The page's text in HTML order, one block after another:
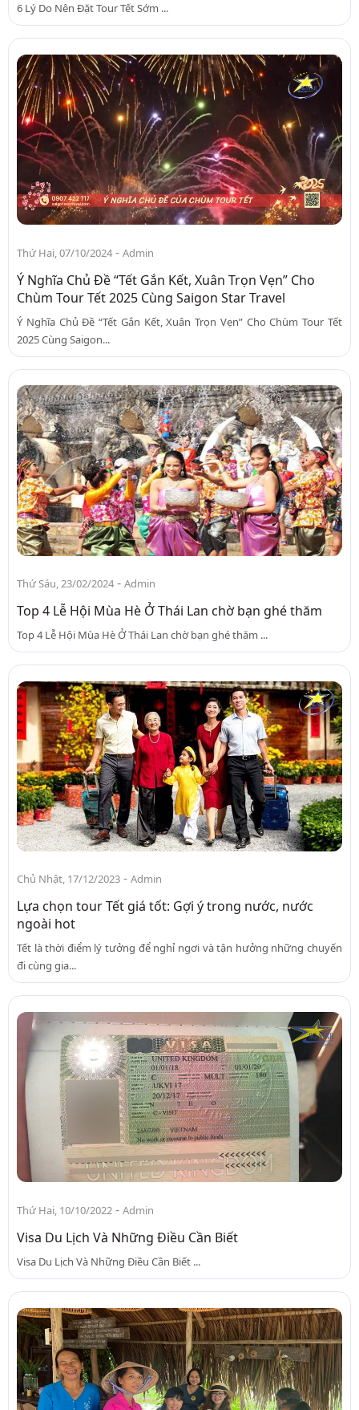
6 Lý Do Nên Đặt Tour Tết Sớm ...
Thứ Hai, 07/10/2024 - Admin
Ý Nghĩa Chủ Đề “Tết Gắn Kết, Xuân Trọn Vẹn” Cho
Chùm Tour Tết 2025 Cùng Saigon Star Travel
Ý Nghĩa Chủ Đề “Tết Gắn Kết, Xuân Trọn Vẹn” Cho Chùm Tour Tết
2025 Cùng Saigon...
Thứ Sáu, 23/02/2024 - Admin
Top 4 Lễ Hội Mùa Hè Ở Thái Lan chờ bạn ghé thăm
Top 4 Lễ Hội Mùa Hè Ở Thái Lan chờ bạn ghé thăm ...
Chủ Nhật, 17/12/2023 - Admin
Lựa chọn tour Tết giá tốt: Gợi ý trong nước, nước
ngoài hot
Tết là thời điểm lý tưởng để nghỉ ngơi và tận hưởng những chuyến
đi cùng gia...
Thứ Hai, 10/10/2022 - Admin
Visa Du Lịch Và Những Điều Cần Biết
Visa Du Lịch Và Những Điều Cần Biết ...